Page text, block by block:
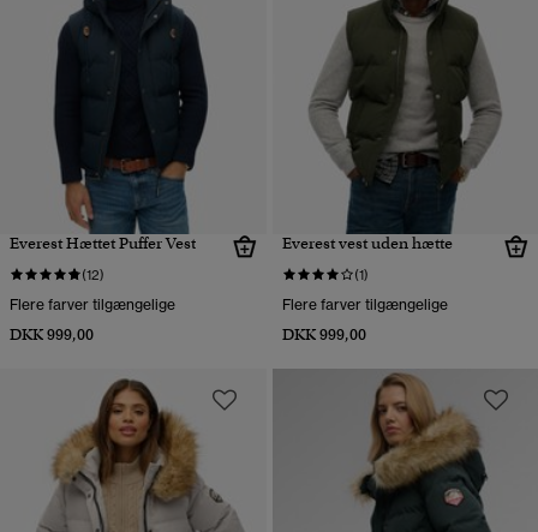
Everest Hættet Puffer Vest
(12)
Flere farver tilgængelige
DKK 999,00
Everest vest uden hætte
(1)
Flere farver tilgængelige
DKK 999,00